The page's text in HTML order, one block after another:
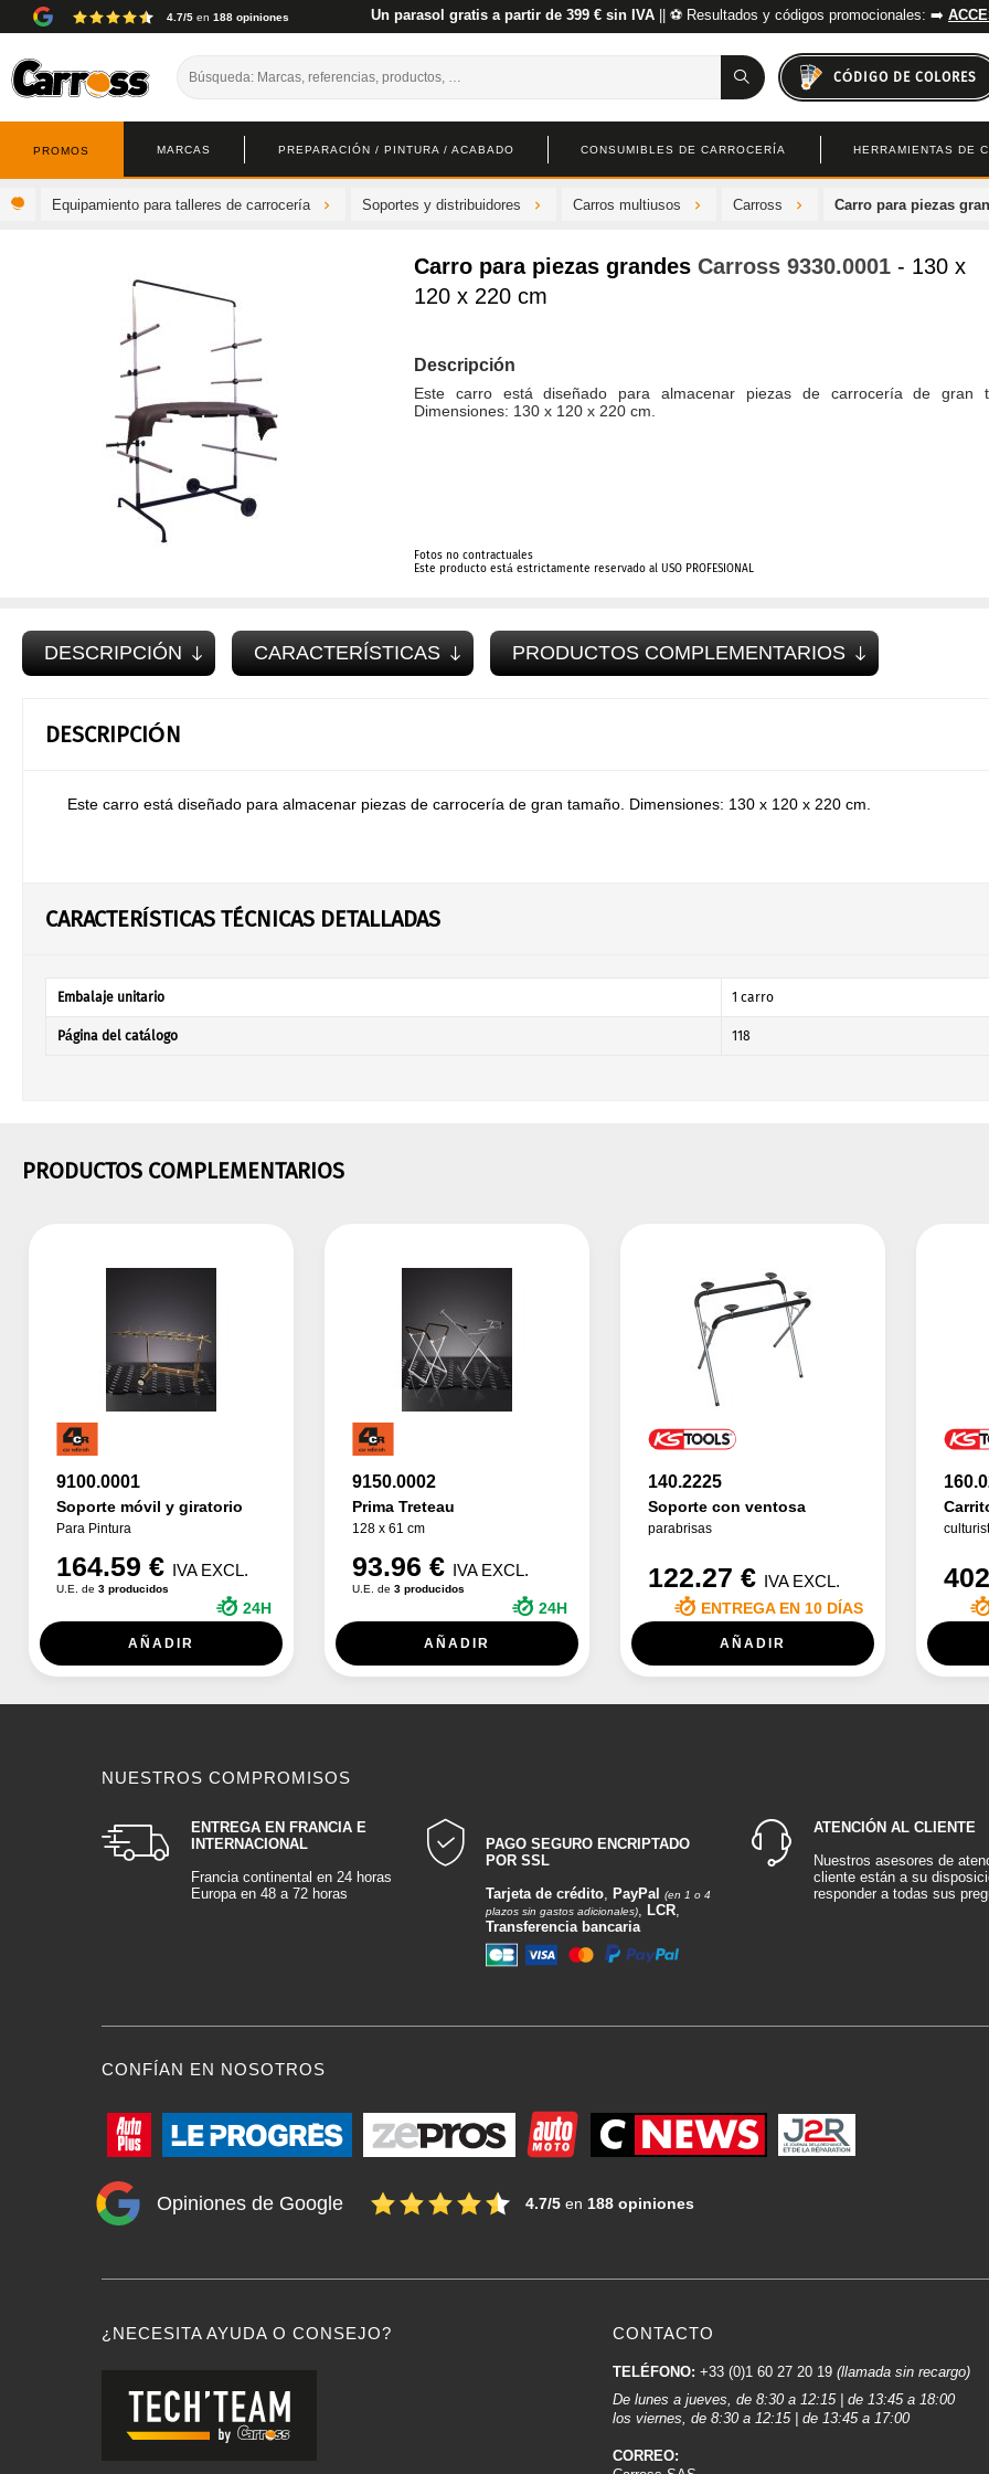
4.7/5 en 188 opiniones Un parasol gratis a partir de 399 € sin IVA || ⚽ Resultados y códigos promocionales: ➡️
CÓDIGO DE COLORES
PREPARACIÓN / PINTURA / ACABADO CONSUMIBLES DE CARROCERÍA HERRAMIENTAS DE
MARCAS
PROMOS
Equipamiento para talleres de carrocería Soportes y distribuidores Carros multiusos Carross Carro para piezas
Carro para piezas grandes Carross 9330.0001 - 130 x
120 x 220 cm
Descripción
Este carro está diseñado para almacenar piezas de carrocería de gran
Dimensiones: 130 x 120 x 220 cm.
Fotos no contractuales
Este producto está estrictamente reservado al USO PROFESIONAL
DESCRIPCIÓN CARACTERÍSTICAS PRODUCTOS COMPLEMENTARIOS
DESCRIPCIÓN
Este carro está diseñado para almacenar piezas de carrocería de gran tamaño. Dimensiones: 130 x 120 x 220 cm.
CARACTERÍSTICAS TÉCNICAS DETALLADAS
Embalaje unitario 1 carro
Página del catálogo 118
PRODUCTOS COMPLEMENTARIOS
9100.0001
Soporte móvil y giratorio
Para Pintura
164.59 € IVA EXCL.
U.E. de3 producidos
24H
AÑADIR
9150.0002
Prima Treteau
128 x 61 cm
93.96 € IVA EXCL.
U.E. de3 producidos
24H
AÑADIR
140.2225
Soporte con ventosa
parabrisas
122.27 € IVA EXCL.
ENTREGA EN 10 DÍAS
AÑADIR
NUESTROS COMPROMISOS
ENTREGA EN FRANCIA E
INTERNACIONAL
Francia continental en 24 horas
Europa en 48 a 72 horas
PAGO SEGURO ENCRIPTADO
POR SSL
Tarjeta de crédito, PayPal
(en 1 o 4
plazos sin gastos adicionales), LCR,
Transferencia bancaria
ATENCIÓN AL CLIENTE
Nuestros asesores de
cliente están a su
responder a todas sus
CONFÍAN EN NOSOTROS
Opiniones de Google 4.7/5 en 188 opiniones
¿NECESITA AYUDA O CONSEJO? CONTACTO
TELÉFONO: +33 (0)1 60 27 20 19 (llamada sin recargo)
De lunes a jueves, de 8:30 a 12:15 | de 13:45 a 18:00
los viernes, de 8:30 a 12:15 | de 13:45 a 17:00
CORREO: